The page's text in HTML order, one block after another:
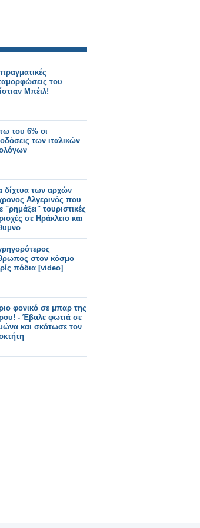
του
Μπέιλ!
του 6% οι
των ιταλικών
δίχτυα των αρχών
Αλγερινός που
"ρημάξει" τουριστικές
σε Ηράκλειο και
στον κόσμο
πόδια [video]
φονικό σε μπαρ της
- Έβαλε φωτιά σε
και σκότωσε τον